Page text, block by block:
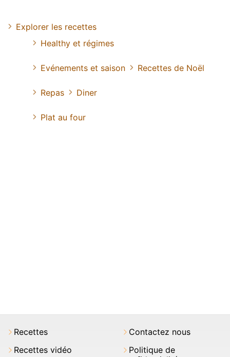
Explorer les recettes
Healthy et régimes
Evénements et saison Recettes de Noël
Repas Diner
Plat au four
Recettes
Recettes vidéo
Contactez nous
Politique de